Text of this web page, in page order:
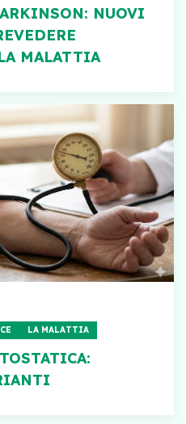
NUOVI
MALATTIA
LA MALATTIA